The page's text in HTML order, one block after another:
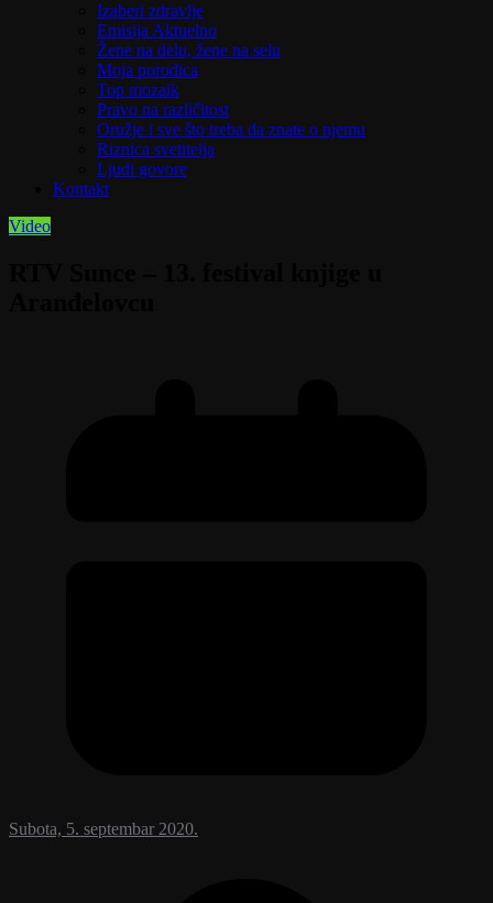
Izaberi zdravlje
Emisija Aktuelno
Žene na delu, žene na selu
Moja porodica
Top mozaik
Pravo na različitost
Oružje i sve što treba da znate o njemu
Riznica svetitelja
Ljudi govore
Kontakt
Video
Subota, 5. septembar 2020.